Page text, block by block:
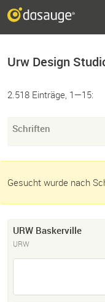
Urw Design
2.518 Einträge, 1—15:
Schriften
Gesucht wurde nach
URW Baskerville
URW